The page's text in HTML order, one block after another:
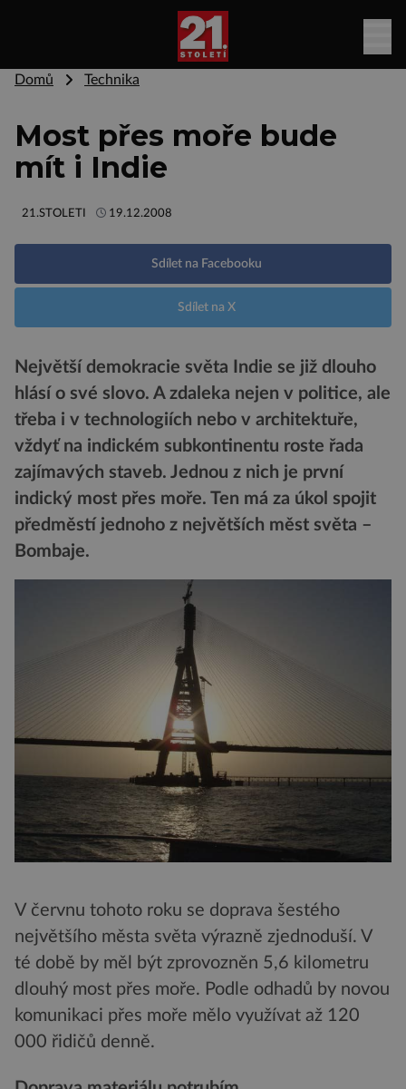
Domů Technika
Most přes moře bude
mít i Indie
21.STOLETI 19.12.2008
Sdílet na Facebooku
Sdílet na X
Největší demokracie světa Indie se již dlouho
hlásí o své slovo. A zdaleka nejen v politice, ale
třeba i v technologiích nebo v architektuře,
vždyť na indickém subkontinentu roste řada
zajímavých staveb. Jednou z nich je první
indický most přes moře. Ten má za úkol spojit
předměstí jednoho z největších měst světa –
Bombaje.
V červnu tohoto roku se doprava šestého
největšího města světa výrazně zjednoduší. V
té době by měl být zprovozněn 5,6 kilometru
dlouhý most přes moře. Podle odhadů by novou
komunikaci přes moře mělo využívat až 120
000 řidičů denně.